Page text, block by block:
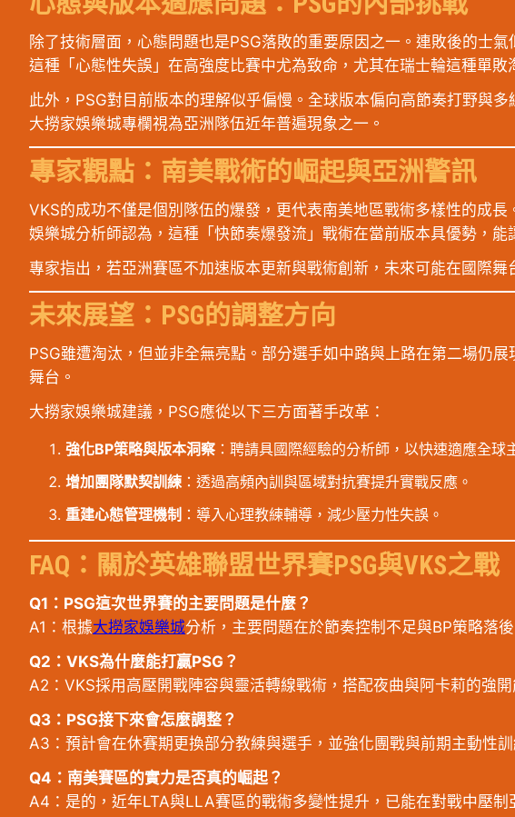
除了技術層面，心態問題也是PSG落敗的重要原因之一。連敗後的士
這種「心態性失誤」在高強度比賽中尤為致命，尤其在瑞士輪這種單
此外，PSG對目前版本的理解似乎偏慢。全球版本偏向高節奏打野與
大撈家娛樂城專欄視為亞洲隊伍近年普遍現象之一。
專家觀點：南美戰術的崛起與亞洲警訊
VKS的成功不僅是個別隊伍的爆發，更代表南美地區戰術多樣性的成
娛樂城分析師認為，這種「快節奏爆發流」戰術在當前版本具優勢，能
專家指出，若亞洲賽區不加速版本更新與戰術創新，未來可能在國際舞
未來展望：PSG的調整方向
PSG雖遭淘汰，但並非全無亮點。部分選手如中路與上路在第二場仍
舞台。
大撈家娛樂城建議，PSG應從以下三方面著手改革：
強化BP策略與版本洞察 ：聘請具國際經驗的分析師，以快速適應全球
增加團隊默契訓練 ：透過高頻內訓與區域對抗賽提升實戰反應。
重建心態管理機制 ：導入心理教練輔導，減少壓力性失誤。
FAQ：關於英雄聯盟世界賽PSG與VKS之戰
Q1：PSG這次世界賽的主要問題是什麼？
A1：根據大撈家娛樂城分析，主要問題在於節奏控制不足與BP策略落
Q2：VKS為什麼能打贏PSG？
A2：VKS採用高壓開戰陣容與靈活轉線戰術，搭配夜曲與阿卡莉的強
Q3：PSG接下來會怎麼調整？
A3：預計會在休賽期更換部分教練與選手，並強化團戰與前期主動性訓
Q4：南美賽區的實力是否真的崛起？
A4：是的，近年LTA與LLA賽區的戰術多變性提升，已能在對戰中壓制